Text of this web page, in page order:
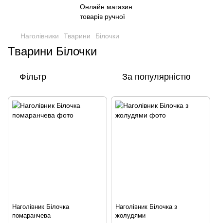
Наголівники Тварини Білочки
Тварини Білочки
Фільтр За популярністю
Наголівник Білочка
помаранчева
Наголівник Білочка з
жолудями